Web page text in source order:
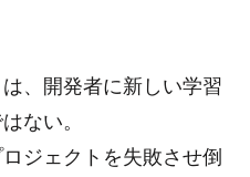
、開発者に新しい学習
ない。
ジェクトを失敗させ倒